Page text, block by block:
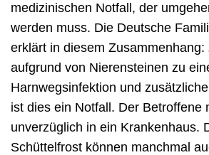
medizinischen Notfall, der
werden muss. Die Deutsche
erklärt in diesem Zusammenhang:
aufgrund von Nierensteinen zu
Harnwegsinfektion und
ist dies ein Notfall. Der Betroffene
unverzüglich in ein Krankenhaus.
Schüttelfrost können manchmal